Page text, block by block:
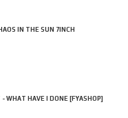
IN THE SUN 7INCH
WHAT HAVE I DONE [FYASHOP]